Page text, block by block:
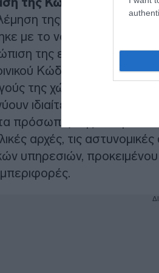
της βίας κατά των
με το νόμο 4531/2018),
της
Κώδικα, στην
της χώρας και τους
ιδιαίτερη επιμέλεια
πρόσωπα) της
αρχές, τις
υπηρεσιών,